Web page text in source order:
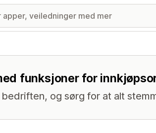
funksjoner for
og sørg for at alt